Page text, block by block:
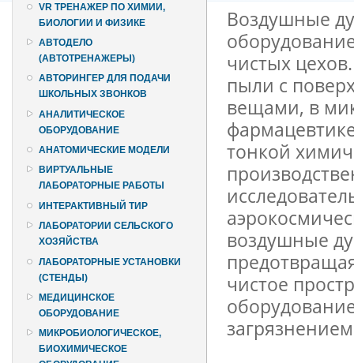
VR ТРЕНАЖЕР ПО ХИМИИ,
БИОЛОГИИ И ФИЗИКЕ
АВТОДЕЛО
(АВТОТРЕНАЖЕРЫ)
АВТОРИНГЕР ДЛЯ ПОДАЧИ
ШКОЛЬНЫХ ЗВОНКОВ
АНАЛИТИЧЕСКОЕ
ОБОРУДОВАНИЕ
АНАТОМИЧЕСКИЕ МОДЕЛИ
ВИРТУАЛЬНЫЕ
ЛАБОРАТОРНЫЕ РАБОТЫ
ИНТЕРАКТИВНЫЙ ТИР
ЛАБОРАТОРИИ СЕЛЬСКОГО
ХОЗЯЙСТВА
ЛАБОРАТОРНЫЕ УСТАНОВКИ
(СТЕНДЫ)
МЕДИЦИНСКОЕ
ОБОРУДОВАНИЕ
МИКРОБИОЛОГИЧЕСКОЕ,
БИОХИМИЧЕСКОЕ
Воздушные
чистых
пыли с
вещами, в
тонкой
воздушные
чистое